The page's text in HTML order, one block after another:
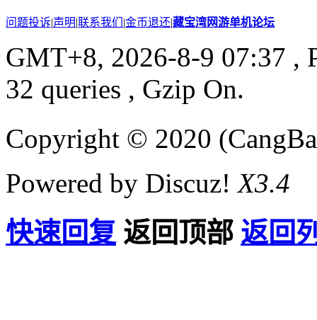
问题投诉|声明|联系我们 |金币退还|藏宝湾网游单机论坛
GMT+8, 2026-8-9 07:37 ,
32 queries , Gzip On.
Copyright © 2020
Powered by Discuz!X3.4
快速回复 返回顶部 返回